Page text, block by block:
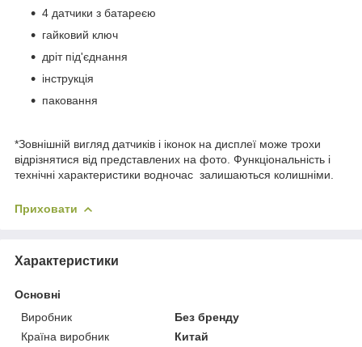
4 датчики з батареєю
гайковий ключ
дріт під'єднання
інструкція
паковання
*Зовнішній вигляд датчиків і іконок на дисплеї може трохи
відрізнятися від представлених на фото. Функціональність і
технічні характеристики водночас залишаються колишніми.
Приховати
Характеристики
Основні
Виробник
Без бренду
Країна виробник
Китай